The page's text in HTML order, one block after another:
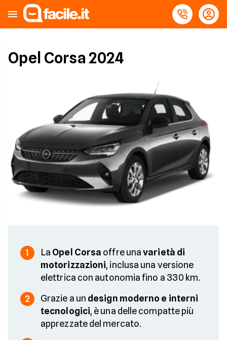
Opel Corsa 2024
1 La Opel Corsa offre unavarietà di
motorizzazioni, inclusa una versione
elettrica con autonomia fino a 330 km.
2 Grazie a un design moderno e interni
tecnologici, è una delle compatte più
apprezzate del mercato.